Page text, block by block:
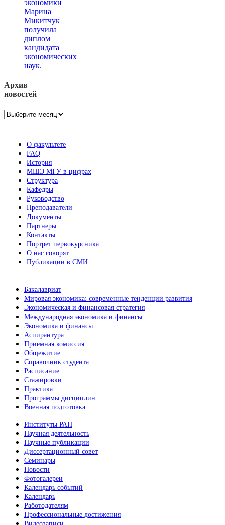
экономики
Марина
Микитчук
получила
диплом
кандидата
экономических
наук.
Архив
новостей
Архив
О факультете
FAQ
История
МШЭ МГУ в цифрах
Структура
Кафедры
Руководство
Преподаватели
Документы
Партнеры
Контакты
Портрет первокурсника
О нас говорят
Публикации в СМИ
Бакалавриат
Мировая экономика: современные тенденции развития
Экономическая и финансовая стратегия
Международная экономика и финансы
Экономика и финансы
Аспирантура
Приемная комиссия
Общежитие
Справочник студента
Расписание
Стажировки
Практика
Программы дисциплин
Военная подготовка
Институты РАН
Научная деятельность
Научные публикации
Диссертационный совет
Семинары
Новости
Фотогалереи
Календарь событий
Календарь
Работодателям
Профессиональные достижения